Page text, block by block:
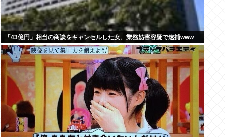
「43億円」相当の商談をキャンセルした女、業務妨害容疑で逮捕www